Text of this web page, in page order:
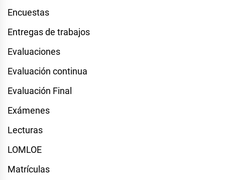
Encuestas
Entregas de trabajos
Evaluaciones
Evaluación continua
Evaluación Final
Exámenes
Lecturas
LOMLOE
Matrículas